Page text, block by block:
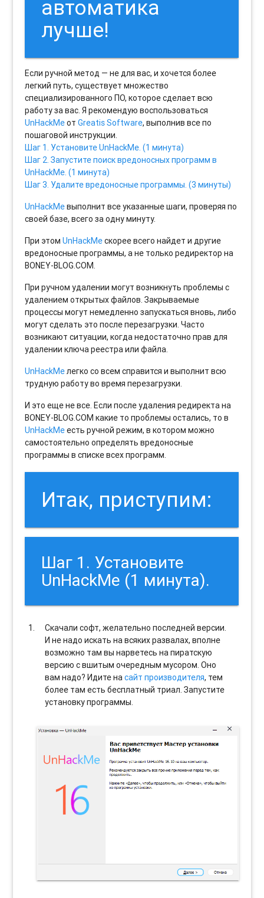
автоматика
лучше!
Если ручной метод — не для вас, и хочется более
легкий путь, существует множество
специализированного ПО, которое сделает всю
работу за вас. Я рекомендую воспользоваться
UnHackMeотGreatis Software, выполнив все по
пошаговой инструкции.
Шаг 1. Установите UnHackMe. (1 минута)
Шаг 2. Запустите поиск вредоносных программ в
UnHackMe. (1 минута)
Шаг 3. Удалите вредоносные программы. (3 минуты)
UnHackMeвыполнит все указанные шаги, проверяя по
своей базе, всего за одну минуту.
При этомUnHackMeскорее всего найдет и другие
вредоносные программы, а не только редиректор на
BONEY-BLOG.COM.
При ручном удалении могут возникнуть проблемы с
удалением открытых файлов. Закрываемые
процессы могут немедленно запускаться вновь, либо
могут сделать это после перезагрузки. Часто
возникают ситуации, когда недостаточно прав для
удалении ключа реестра или файла.
UnHackMeлегко со всем справится и выполнит всю
трудную работу во время перезагрузки.
И это еще не все. Если после удаления редиректа на
BONEY-BLOG.COM какие то проблемы остались, то в
UnHackMeесть ручной режим, в котором можно
самостоятельно определять вредоносные
программы в списке всех программ.
Итак, приступим:
Шаг 1. Установите
UnHackMe (1 минута).
Скачали софт, желательно последней версии.
И не надо искать на всяких развалах, вполне
возможно там вы нарветесь на пиратскую
версию с вшитым очередным мусором. Оно
вам надо? Идите насайт производителя, тем
более там есть бесплатный триал. Запустите
установку программы.